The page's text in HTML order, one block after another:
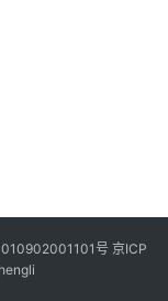
号 京ICP